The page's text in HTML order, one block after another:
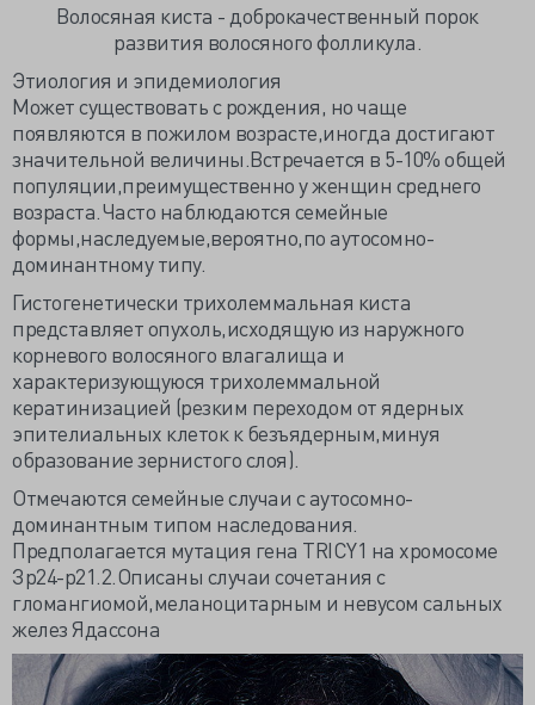
Волосяная киста - доброкачественный порок
развития волосяного фолликула.
Этиология и эпидемиология
Может существовать с рождения, но чаще
появляются в пожилом возрасте,иногда достигают
значительной величины.Встречается в 5-10% общей
популяции,преимущественно у женщин среднего
возраста.Часто наблюдаются семейные
формы,наследуемые,вероятно,по аутосомно-
доминантному типу.
Гистогенетически трихолеммальная киста
представляет опухоль,исходящую из наружного
корневого волосяного влагалища и
характеризующуюся трихолеммальной
кератинизацией (резким переходом от ядерных
эпителиальных клеток к безъядерным,минуя
образование зернистого слоя).
Отмечаются семейные случаи с аутосомно-
доминантным типом наследования.
Предполагается мутация гена TRICY1 на хромосоме
Зр24-р21.2.Описаны случаи сочетания с
гломангиомой,меланоцитарным и невусом сальных
желез Ядассона